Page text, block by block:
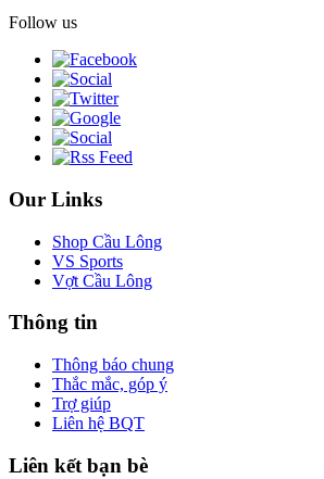
Follow us
Our Links
Shop Cầu Lông
VS Sports
Vợt Cầu Lông
Thông tin
Thông báo chung
Thắc mắc, góp ý
Trợ giúp
Liên hệ BQT
Liên kết bạn bè